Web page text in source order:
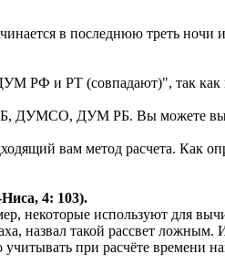
в последнюю треть ночи
РФ и РТ (совпадают)", так как
ДУМ РБ. Вы можете
вам метод расчета. Как
4: 103).
некоторые используют для
назвал такой рассвет ложным.
при расчёте времени